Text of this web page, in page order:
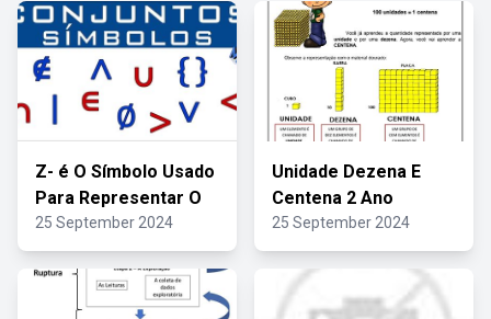
Z- é O Símbolo Usado
Para Representar O
25 September 2024
Unidade Dezena E
Centena 2 Ano
25 September 2024